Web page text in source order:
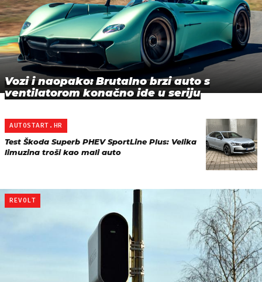
Vozi i naopako: Brutalno brzi auto s
ventilatorom konačno ide u seriju
AUTOSTART.HR
Test Škoda Superb PHEV SportLine Plus: Velika
limuzina troši kao mali auto
REVOLT